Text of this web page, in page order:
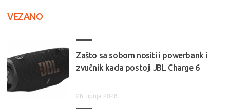
VEZANO
Zašto sa sobom nositi i powerbank i
zvučnik kada postoji JBL Charge 6
26. lipnja 2026.